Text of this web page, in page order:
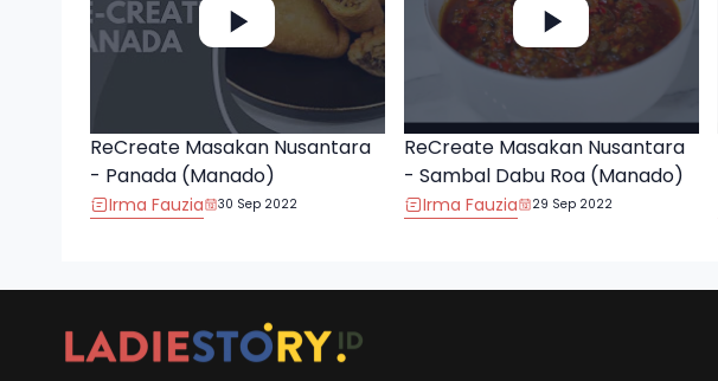
ReCreate Masakan Nusantara
- Panada (Manado)
Irma Fauzia 30 Sep 2022
ReCreate Masakan Nusantara
- Sambal Dabu Roa (Manado)
Irma Fauzia 29 Sep 2022